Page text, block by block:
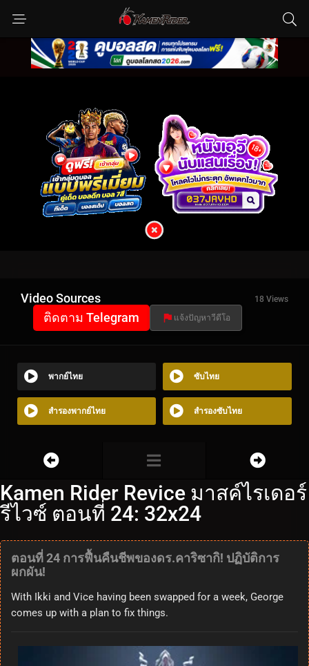
Video Sources 18 Views
ติดตาม Telegram แจ้งปัญหาวีดีโอ
พากย์ไทย ซับไทย
สำรองพากย์ไทย สำรองซับไทย
Kamen Rider Revice มาสค์ไรเดอร์
รีไวซ์ ตอนที่ 24: 32x24
ตอนที่ 24 การฟื้นคืนชีพของดร.คาริซากิ! ปฏิบัติการ
ผกผัน!
With Ikki and Vice having been swapped for a week, George
comes up with a plan to fix things.